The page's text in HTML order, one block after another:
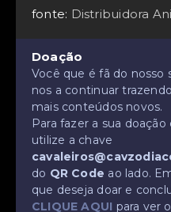
fonte: Distribuidora
Doação
Você que é fã do nosso
nos a continuar
mais conteúdos novos.
Para fazer a sua doação
utilize a chave
do QR Code ao lado.
que deseja doar e
CLIQUE AQUI para ver